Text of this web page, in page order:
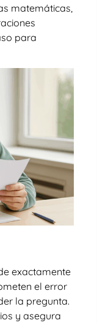
matemáticas,
para
exactamente
el error
la pregunta.
y asegura